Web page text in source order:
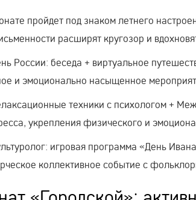
пройдет под знаком летнего
расширят кругозор и
России: беседа + виртуальное
и эмоционально насыщенное
техники с психологом +
укрепления физического и
игровая программа «День
коллективное событие с